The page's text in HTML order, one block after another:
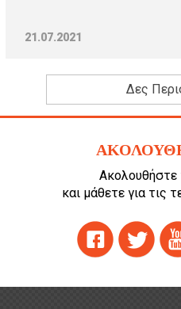
21.07.2021
Δες
Ακολουθήστε
και μάθετε για τις